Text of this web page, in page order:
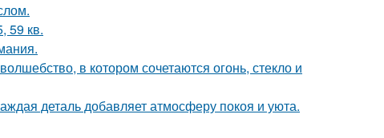
59 кв.
в котором сочетаются огонь, стекло и
деталь добавляет атмосферу покоя и уюта.